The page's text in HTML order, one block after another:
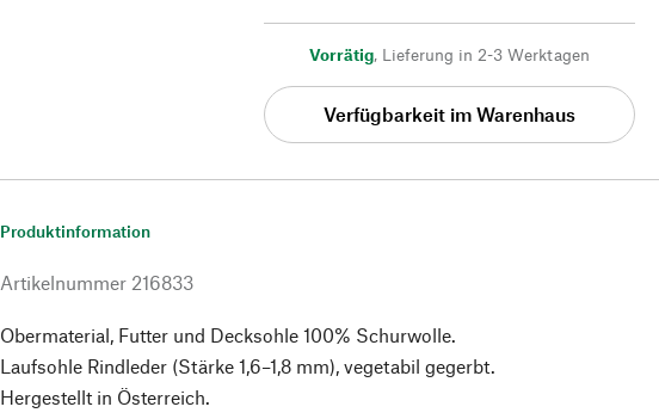
Vorrätig, Lieferung in 2-3 Werktagen
Verfügbarkeit im Warenhaus
Produktinformation
Artikelnummer 216833
Obermaterial, Futter und Decksohle 100% Schurwolle.
Laufsohle Rindleder (Stärke 1,6–1,8 mm), vegetabil gegerbt.
Hergestellt in Österreich.